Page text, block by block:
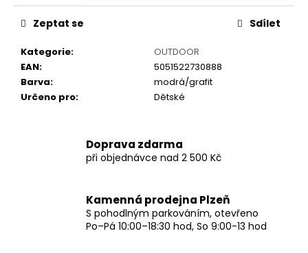
Kategorie:
OUTDOOR
EAN:
5051522730888
Barva:
modrá/grafit
Určeno pro: Dětské
Zeptat se Sdílet
Doprava zdarma
při objednávce nad 2 500 Kč
Kamenná prodejna Plzeň
S pohodlným parkováním, otevřeno
Po–Pá 10:00–18:30 hod, So 9:00-13 hod